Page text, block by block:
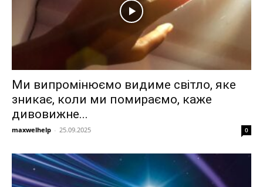
Ми випромінюємо видиме світло, яке
зникає, коли ми помираємо, каже
дивовижне...
maxwelhelp - 25.09.2025 0